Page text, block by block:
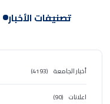
تصنيفات الأخبار
أخبار الجامعة (4193)
اعلانات (90)